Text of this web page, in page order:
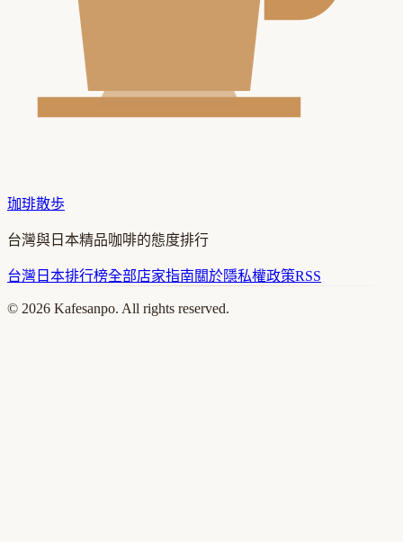
珈琲散歩
台灣與日本精品咖啡的態度排行
台灣 日本排行榜全部店家指南關於隱私權政策RSS
© 2026 Kafesanpo. All rights reserved.